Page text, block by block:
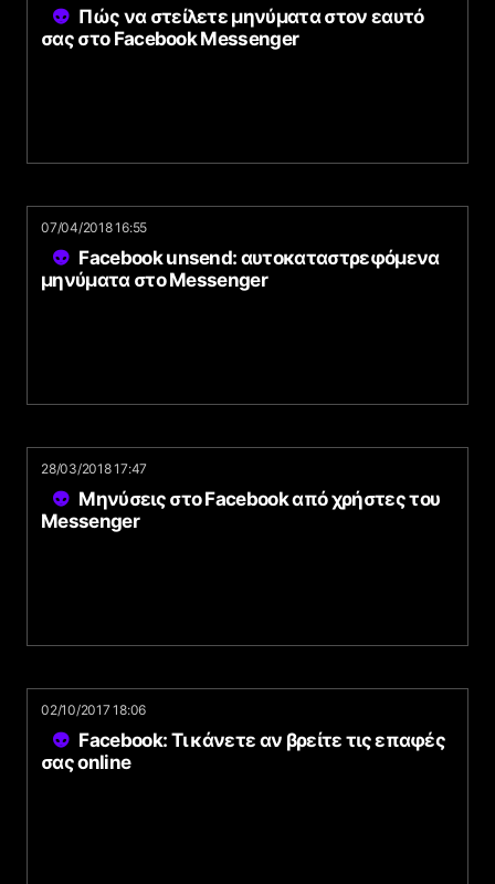
Πώς να στείλετε μηνύματα στον εαυτό
σας στο Facebook Messenger
07/04/2018 16:55
Facebook unsend: αυτοκαταστρεφόμενα
μηνύματα στο Messenger
28/03/2018 17:47
Μηνύσεις στο Facebook από χρήστες του
Messenger
02/10/2017 18:06
Facebook: Τι κάνετε αν βρείτε τις επαφές
σας online